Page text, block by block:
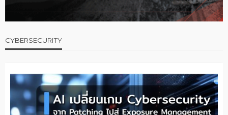
CYBERSECURITY